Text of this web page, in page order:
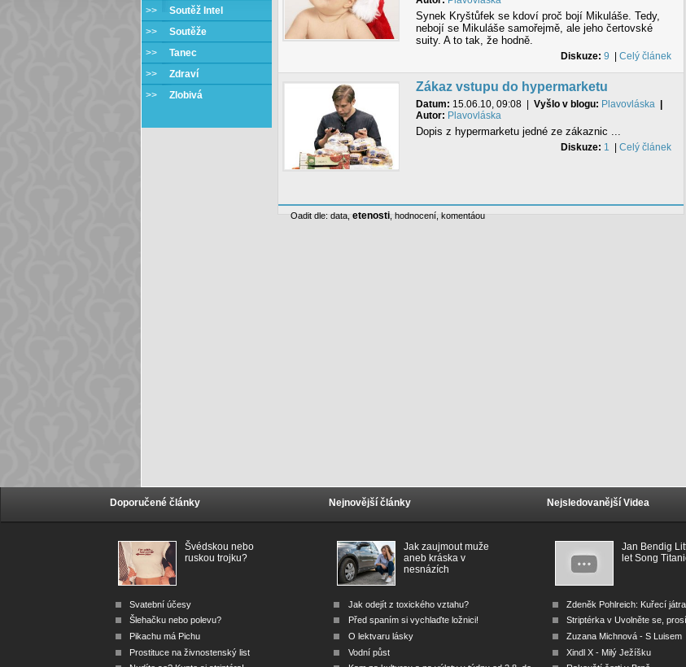
>> Soutěž Intel
>> Soutěže
>> Tanec
>> Zdraví
>> Zlobivá
Synek Kryštůfek se kdoví proč bojí Mikuláše. Tedy,
nebojí se Mikuláše samořejmě, ale jeho čertovské
suity. A to tak, že hodně.
Celý článek
Diskuze: 9
Zákaz vstupu do hypermarketu
Datum: 15.06.10, 09:08| Vyšlo v blogu: Plavovláska|
Autor: Plavovláska
Dopis z hypermarketu jedné ze zákaznic ...
Celý článek
Diskuze: 1
Oadit dle: data, etenosti, hodnocení, komentáou
Doporučené články
Švédskou nebo
ruskou trojku?
Svatební účesy
Šlehačku nebo polevu?
Pikachu má Pichu
Prostituce na živnostenský list
Nejnovější články
Jak zaujmout muže
aneb kráska v
nesnázích
Jak odejít z toxického vztahu?
Před spaním si vychlaďte ložnici!
O lektvaru lásky
Vodní půst
Nejsledovanější Videa
Jan Bendig
let Song
Zdeněk Pohlreich: Kuřecí
Striptérka v Uvolněte se,
Zuzana Michnová - S Luisem
Xindl X - Milý Ježíšku